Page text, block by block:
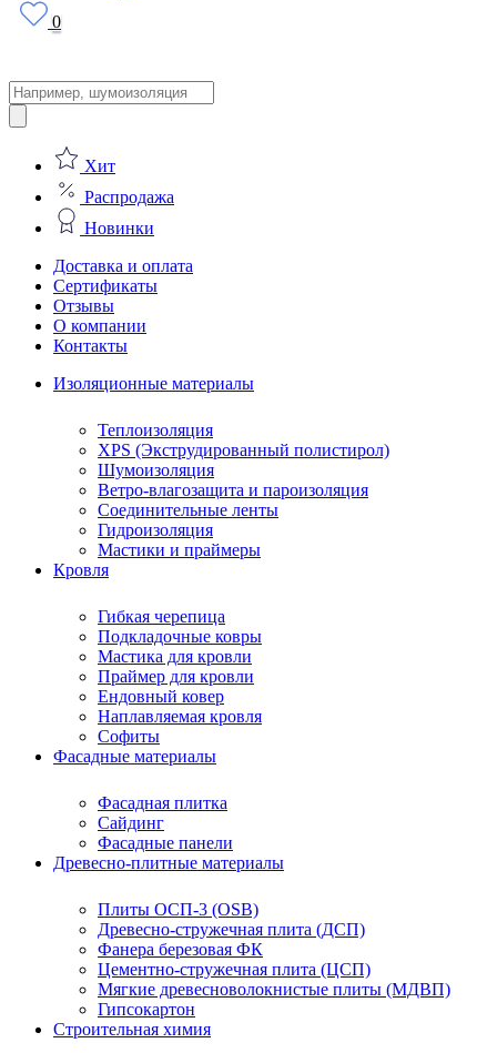
0
Поиск
товаров
Хит
Распродажа
Новинки
Доставка и оплата
Сертификаты
Отзывы
О компании
Контакты
Изоляционные материалы
Теплоизоляция
XPS (Экструдированный полистирол)
Шумоизоляция
Ветро-влагозащита и пароизоляция
Соединительные ленты
Гидроизоляция
Мастики и праймеры
Кровля
Гибкая черепица
Подкладочные ковры
Мастика для кровли
Праймер для кровли
Ендовный ковер
Наплавляемая кровля
Софиты
Фасадные материалы
Фасадная плитка
Сайдинг
Фасадные панели
Древесно-плитные материалы
Плиты ОСП-3 (OSB)
Древесно-стружечная плита (ДСП)
Фанера березовая ФК
Цементно-стружечная плита (ЦСП)
Мягкие древесноволокнистые плиты (МДВП)
Гипсокартон
Строительная химия